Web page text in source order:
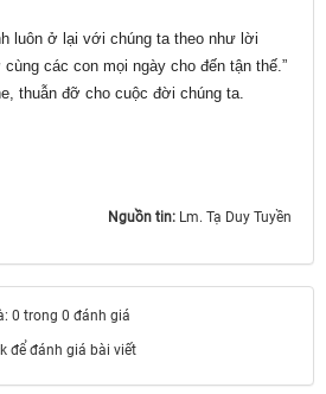
luôn ở lại với chúng ta theo như lời
các con mọi ngày cho đến tận thế.”
thuẫn đỡ cho cuộc đời chúng ta.
Nguồn tin: Lm. Tạ Duy Tuyền ​​​​​​​
0 trong 0 đánh giá
để đánh giá bài viết